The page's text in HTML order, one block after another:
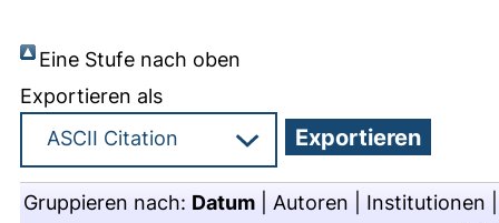
Eine Stufe nach oben
Exportieren als
Gruppieren nach: Datum Autoren Institutionen